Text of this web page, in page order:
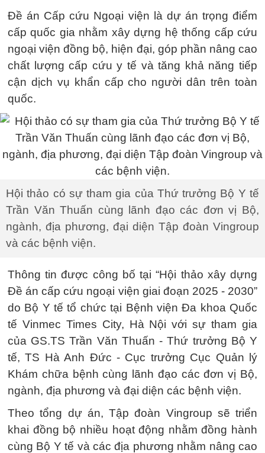
Đề án Cấp cứu Ngoại viện là dự án trọng điểm
cấp quốc gia nhằm xây dựng hệ thống cấp cứu
ngoại viện đồng bộ, hiện đại, góp phần nâng cao
chất lượng cấp cứu y tế và tăng khả năng tiếp
cận dịch vụ khẩn cấp cho người dân trên toàn
quốc.
Hội thảo có sự tham gia của Thứ trưởng Bộ Y tế
Trần Văn Thuấn cùng lãnh đạo các đơn vị Bộ,
ngành, địa phương, đại diện Tập đoàn Vingroup
và các bệnh viện.
Thông tin được công bố tại “Hội thảo xây dựng
Đề án cấp cứu ngoại viện giai đoạn 2025 - 2030”
do Bộ Y tế tổ chức tại Bệnh viện Đa khoa Quốc
tế Vinmec Times City, Hà Nội với sự tham gia
của GS.TS Trần Văn Thuấn - Thứ trưởng Bộ Y
tế, TS Hà Anh Đức - Cục trưởng Cục Quản lý
Khám chữa bệnh cùng lãnh đạo các đơn vị Bộ,
ngành, địa phương và đại diện các bệnh viện.
Theo tổng dự án, Tập đoàn Vingroup sẽ triển
khai đồng bộ nhiều hoạt động nhằm đồng hành
cùng Bộ Y tế và các địa phương nhằm nâng cao